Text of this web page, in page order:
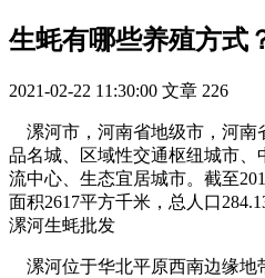
生蚝有哪些养殖方式
2021-02-22 11:30:00 文章 226
漯河市，河南省地级市，河南
品名城、区域性交通枢纽城市
流中心、生态宜居城市。截至
面积2617平方千米，总人口
漯河生蚝批发
漯河位于华北平原西南边缘地